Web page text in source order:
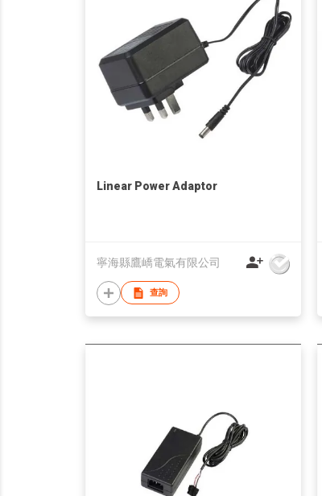
Linear Power Adaptor
寧海縣鷹嶠電氣有限公司
查詢